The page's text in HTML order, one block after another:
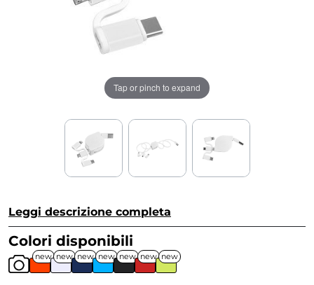
Tap or pinch to expand
Leggi descrizione completa
Colori disponibili
new new new new new new new